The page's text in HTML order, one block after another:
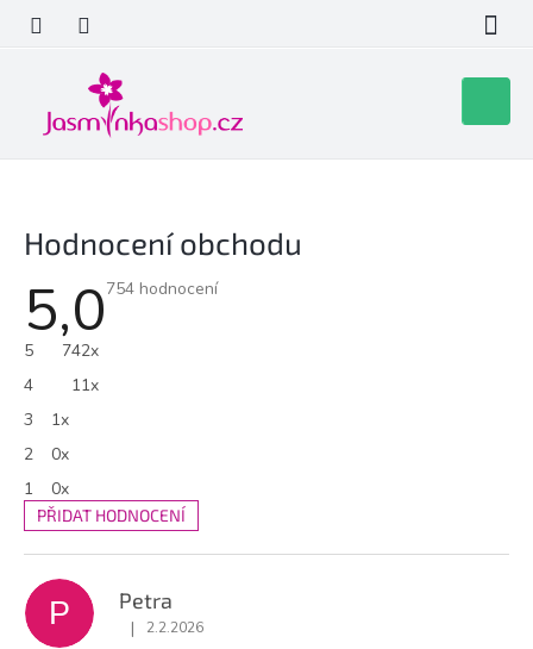
obsah
košík
Hodnocení obchodu
5,0Průměrné
754 hodnocení
5
742x
4
11x
3
1x
2
0x
1
0x
PŘIDAT HODNOCENÍ
p
i
P Petra
Hodnocení obchodu je 5 z 5 hvězdiček.
| 2.2.2026